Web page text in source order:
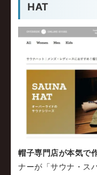
HAT
帽子専門店が本気で
ナーが「サウナ・ス